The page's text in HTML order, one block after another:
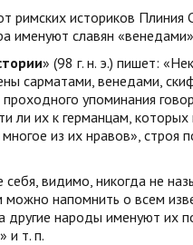
римских историков Плиния
именуют славян
» (98 г. н. э.) пишет:
сарматами, венедами,
упоминания
ли их к германцам,
из их нравов»,
видимо, никогда не
напомнить о всем
другие народы именуют их
и т. п.